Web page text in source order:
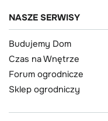
NASZE SERWISY
Budujemy Dom
Czas na Wnętrze
Forum ogrodnicze
Sklep ogrodniczy